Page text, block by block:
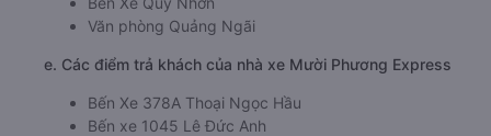
Văn phòng Quảng Ngãi
e. Các điểm trả khách của nhà xe Mười Phương Express
Bến Xe 378A Thoại Ngọc Hầu
Bến xe 1045 Lê Đức Anh